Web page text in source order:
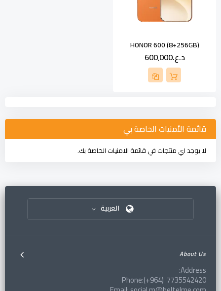
HONOR 600 (8+256GB)
د.ع.‏600٬000
قائمة الأمنيات الخاصة بي
لا يوجد اي منتجات في قائمة الامنيات الخاصة بك.
العربية
About Us
Address:
Phone:(+964) 7735542420